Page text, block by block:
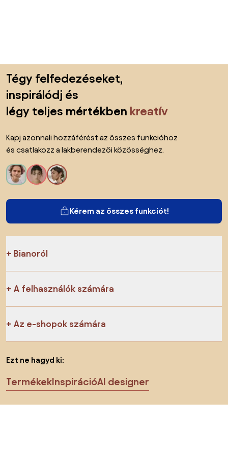
Tégy felfedezéseket,
inspirálódj és
légy teljes mértékben kreatív
Kapj azonnali hozzáférést az összes funkcióhoz
és csatlakozz a lakberendezői közösséghez.
Kérem az összes funkciót!
Bianoról
A felhasználók számára
Az e-shopok számára
Ezt ne hagyd ki:
TermékekInspirációAI designer